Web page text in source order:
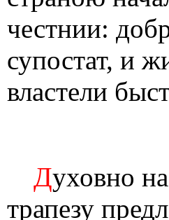
честнии:
супостат, и
властели
Духовно
трапезу